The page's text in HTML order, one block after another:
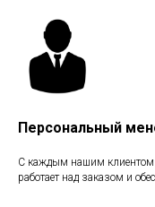
Персональный
С каждым нашим клиентом
работает над заказом и